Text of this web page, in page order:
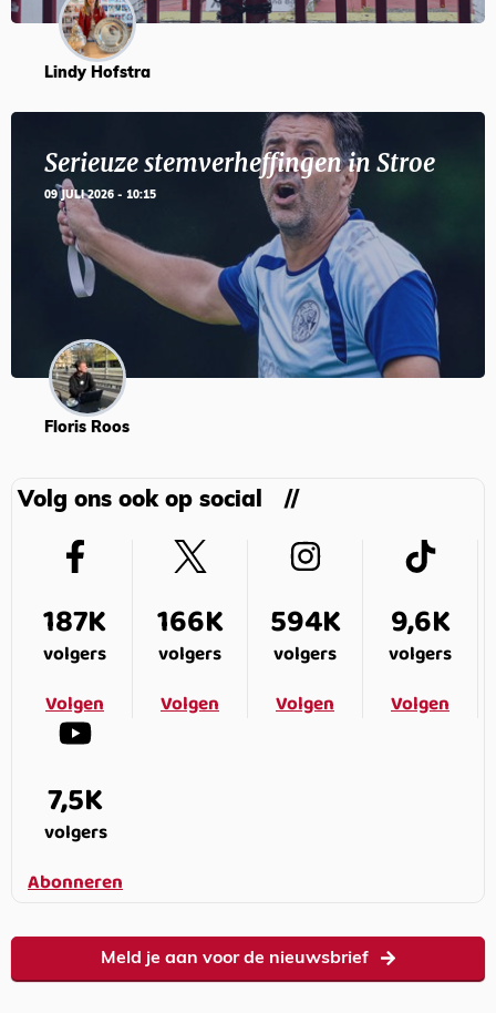
Lindy Hofstra
Serieuze stemverheffingen in Stroe
09 JULI 2026 - 10:15
Floris Roos
Volg ons ook op social
187K
volgers
Volgen
166K
volgers
Volgen
594K
volgers
Volgen
9,6K
volgers
Volgen
7,5K
volgers
Abonneren
Meld je aan voor de nieuwsbrief